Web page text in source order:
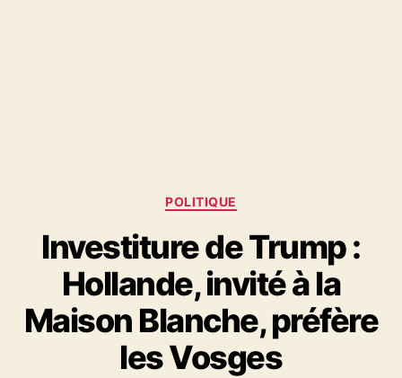
Catégories
POLITIQUE
Investiture de Trump :
Hollande, invité à la
Maison Blanche, préfère
les Vosges